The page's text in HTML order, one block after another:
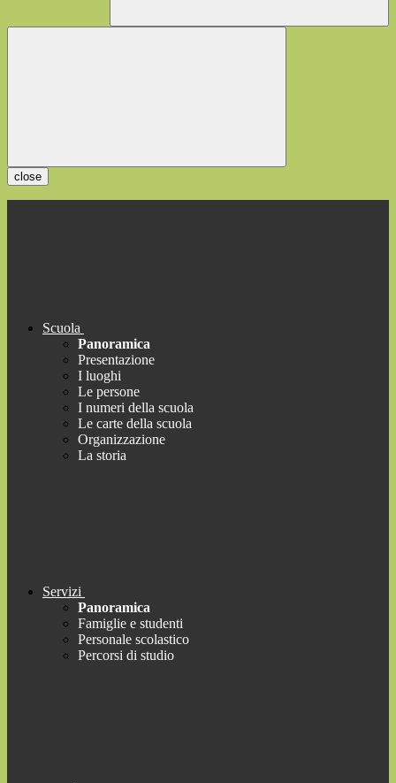
close
Scuola
Panoramica
Presentazione
I luoghi
Le persone
I numeri della scuola
Le carte della scuola
Organizzazione
La storia
Servizi
Panoramica
Famiglie e studenti
Personale scolastico
Percorsi di studio